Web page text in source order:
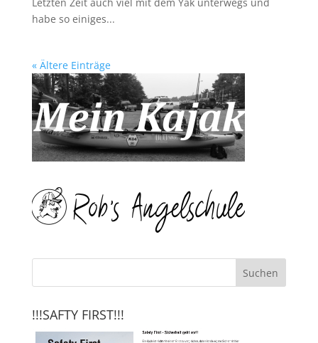
habe so einiges...
« Ältere Einträge
!!!SAFTY FIRST!!!